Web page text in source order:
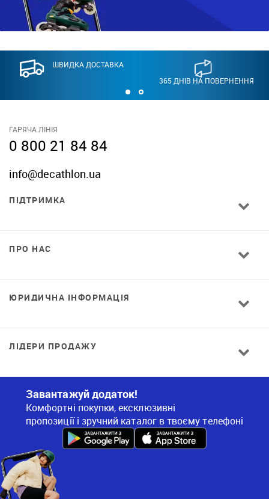
ШВИДКА ДОСТАВКА
365 ДНІВ НА ПОВЕРНЕННЯ
ГАРЯЧА ЛІНІЯ
0 800 21 84 84
info@decathlon.ua
ПІДТРИМКА
ПРО НАС
ЮРИДИЧНА ІНФОРМАЦІЯ
ЛІДЕРИ ПРОДАЖУ
Завантажуй додаток!
Комфортні покупки, ексклюзивні
пропозиції і зручний каталог в твоєму телефоні